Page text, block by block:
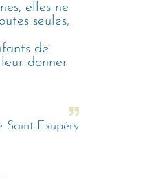
elles ne
seules,
de
donner
Saint-Exupéry